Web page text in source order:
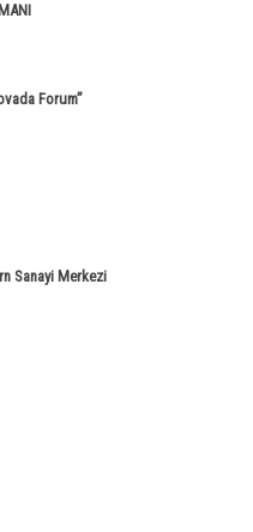
Forum”
Sanayi Merkezi